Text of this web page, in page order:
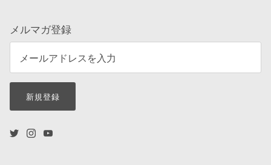
メルマガ登録
新規登録